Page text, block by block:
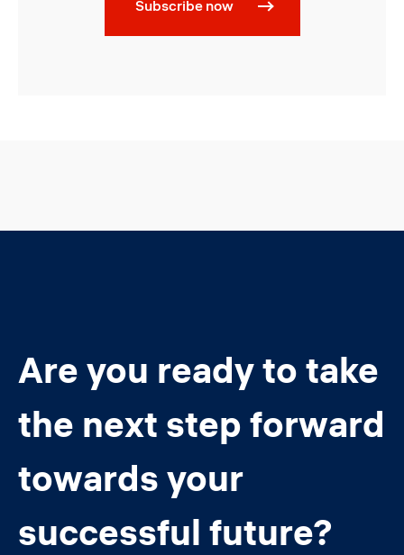
Subscribe now
Are you ready to take
the next step forward
towards your
successful future?